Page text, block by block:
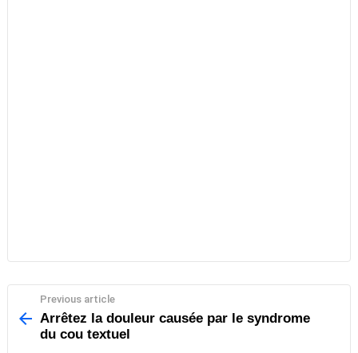
more
Previous article
Arrêtez la douleur causée par le syndrome
du cou textuel